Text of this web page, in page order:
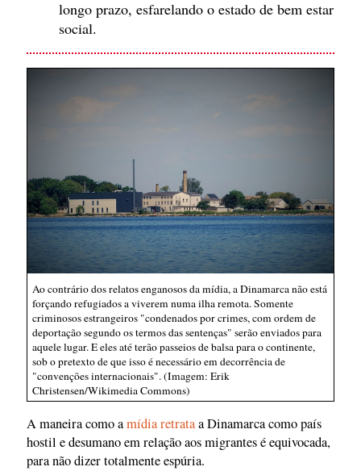
longo prazo, esfarelando o estado de bem estar
social.
Ao contrário dos relatos enganosos da mídia, a Dinamarca não está
forçando refugiados a viverem numa ilha remota. Somente
criminosos estrangeiros "condenados por crimes, com ordem de
deportação segundo os termos das sentenças" serão enviados para
aquele lugar. E eles até terão passeios de balsa para o continente,
sob o pretexto de que isso é necessário em decorrência de
"convenções internacionais". (Imagem: Erik
Christensen/Wikimedia Commons)
A maneira como amídia retrataa Dinamarca como país
hostil e desumano em relação aos migrantes é equivocada,
para não dizer totalmente espúria.